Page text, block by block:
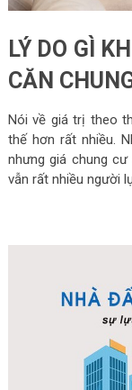
LÝ DO GÌ
CĂN
Nói về giá trị theo
thế hơn rất nhiều.
nhưng giá chung
vẫn rất nhiều người